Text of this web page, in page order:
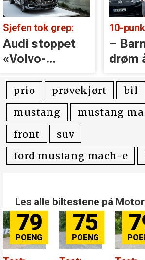
Sjefen tok grep:
Audi stoppet
«Volvo-
håndtak» rett
før lansering
–
drøm
BMW
prio prøvekjørt bil
mustang
mustang
front
suv
ford mustang mach-e
Les alle biltestene på
79 75